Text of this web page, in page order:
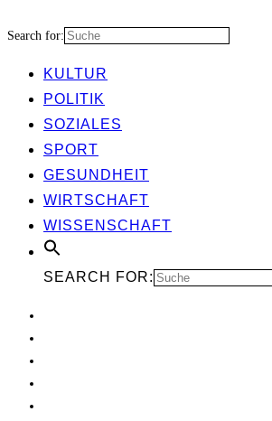
Search for:
KUL­TUR
POLI­TIK
SOZIA­LES
SPORT
GESUND­HEIT
WIRT­SCHAFT
WIS­SEN­SCHAFT
SEARCH FOR: